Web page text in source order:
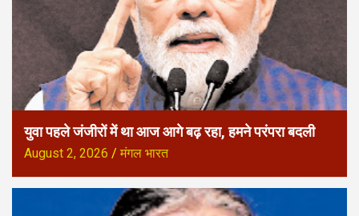
युवा पहले जंजीरों में था आज आगे बढ़ रहा, हमने परंपरा बदली
August 2, 2026 मंगल भारत